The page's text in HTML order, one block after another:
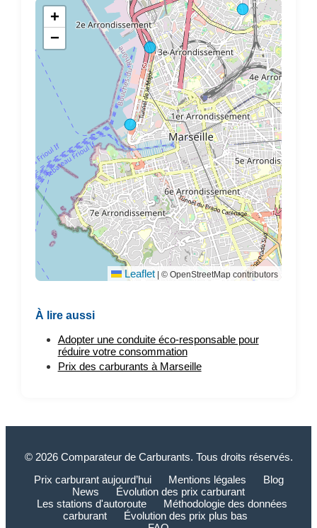
+
−
Leaflet | © OpenStreetMap contributors
À lire aussi
Adopter une conduite éco-responsable pour
réduire votre consommation
Prix des carburants à Marseille
© 2026 Comparateur de Carburants. Tous droits réservés.
Prix carburant aujourd’hui
Mentions légales
Blog
News
Évolution des prix carburant
Les stations d'autoroute
Méthodologie des données
carburant
Évolution des prix plus bas